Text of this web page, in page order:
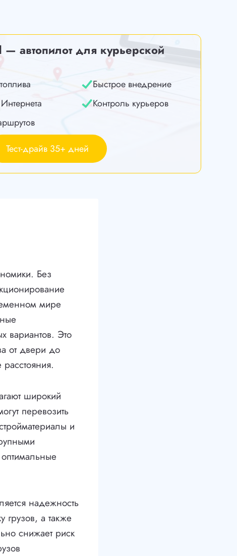
автопилот для курьерской
Быстрое внедрение
Контроль курьеров
Тест-драйв 35+ дней
Без
мире
вариантов. Это
от двери до
широкий
перевозить
и
надежность
грузов, а также
снижает риск